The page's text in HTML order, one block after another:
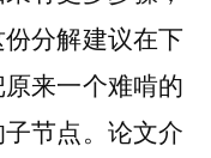
分解建议在下
来一个难啃的
节点。论文介